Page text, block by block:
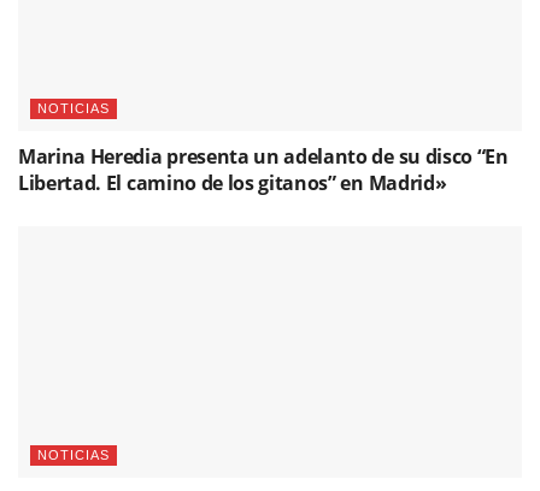
NOTICIAS
Marina Heredia presenta un adelanto de su disco “En
Libertad. El camino de los gitanos” en Madrid»
NOTICIAS